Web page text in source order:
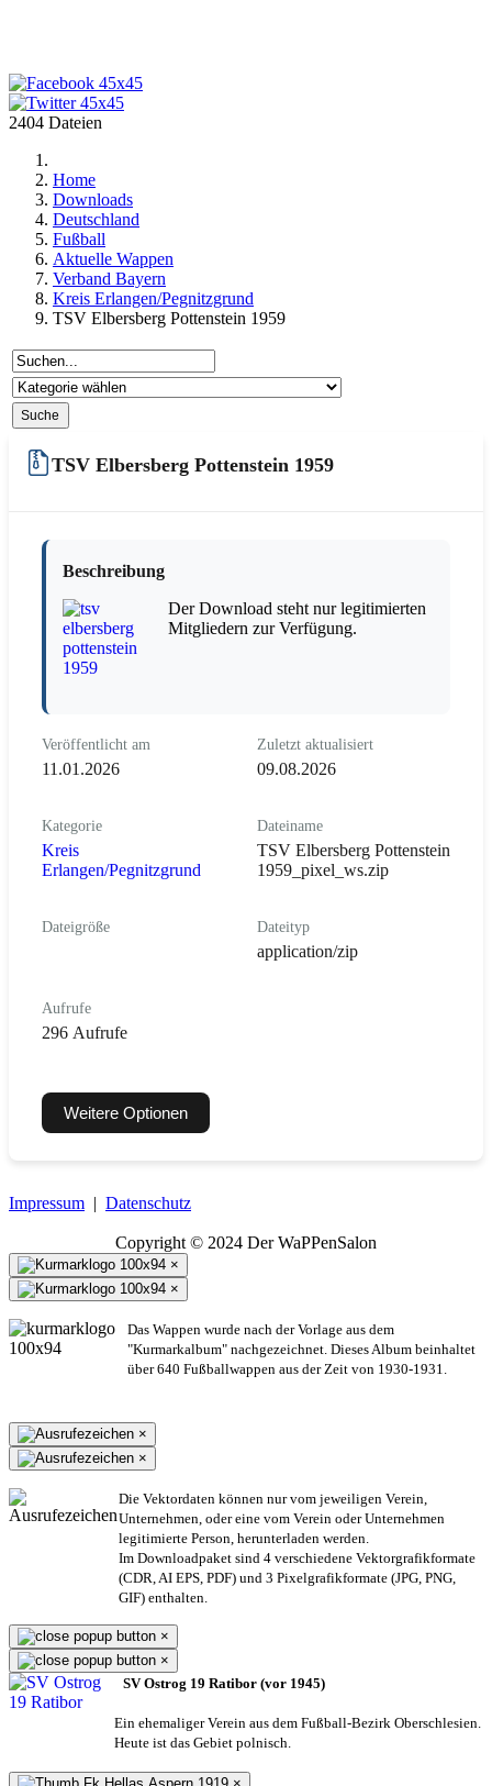
2404 Dateien
Home
Downloads
Deutschland
Fußball
Aktuelle Wappen
Verband Bayern
Kreis Erlangen/Pegnitzgrund
TSV Elbersberg Pottenstein 1959
TSV Elbersberg Pottenstein 1959
Beschreibung
Der Download steht nur legitimierten
Mitgliedern zur Verfügung.
Veröffentlicht am
11.01.2026
Zuletzt aktualisiert
09.08.2026
Kategorie
Kreis
Erlangen/Pegnitzgrund
Dateiname
TSV Elbersberg Pottenstein
1959_pixel_ws.zip
Dateigröße Dateityp
application/zip
Aufrufe
296 Aufrufe
Weitere Optionen
Impressum | Datenschutz
Copyright © 2024 Der WaPPenSalon
×
×
Das Wappen wurde nach der Vorlage aus dem
"Kurmarkalbum" nachgezeichnet. Dieses Album beinhaltet
über 640 Fußballwappen aus der Zeit von 1930-1931.
×
×
Die Vektordaten können nur vom jeweiligen Verein,
Unternehmen, oder eine vom Verein oder Unternehmen
legitimierte Person, herunterladen werden.
Im Downloadpaket sind 4 verschiedene Vektorgrafikformate
(CDR, AI EPS, PDF) und 3 Pixelgrafikformate (JPG, PNG,
GIF) enthalten.
×
×
SV Ostrog 19 Ratibor (vor 1945)
Ein ehemaliger Verein aus dem Fußball-Bezirk Oberschlesien.
Heute ist das Gebiet polnisch.